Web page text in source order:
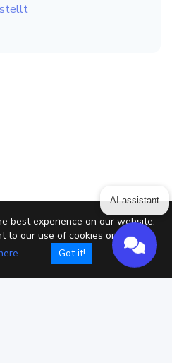
best experience on our website.
to our use of cookies or setup
. Got it!
AI assistant